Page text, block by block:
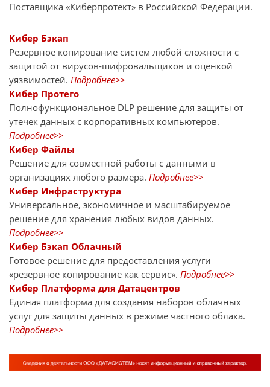
Поставщика «Киберпротект» в Российской Федерации.
Кибер Бэкап
Резервное копирование систем любой сложности с
защитой от вирусов-шифровальщиков и оценкой
уязвимостей. Подробнее>>
Кибер Протего
Полнофункциональное DLP решение для защиты от
утечек данных с корпоративных компьютеров.
Подробнее>>
Кибер Файлы
Решение для совместной работы с данными в
организациях любого размера. Подробнее>>
Кибер Инфраструктура
Универсальное, экономичное и масштабируемое
решение для хранения любых видов данных.
Подробнее>>
Кибер Бэкап Облачный
Готовое решение для предоставления услуги
«резервное копирование как сервис». Подробнее>>
Кибер Платформа для Датацентров
Единая платформа для создания наборов облачных
услуг для защиты данных в режиме частного облака.
Подробнее>>